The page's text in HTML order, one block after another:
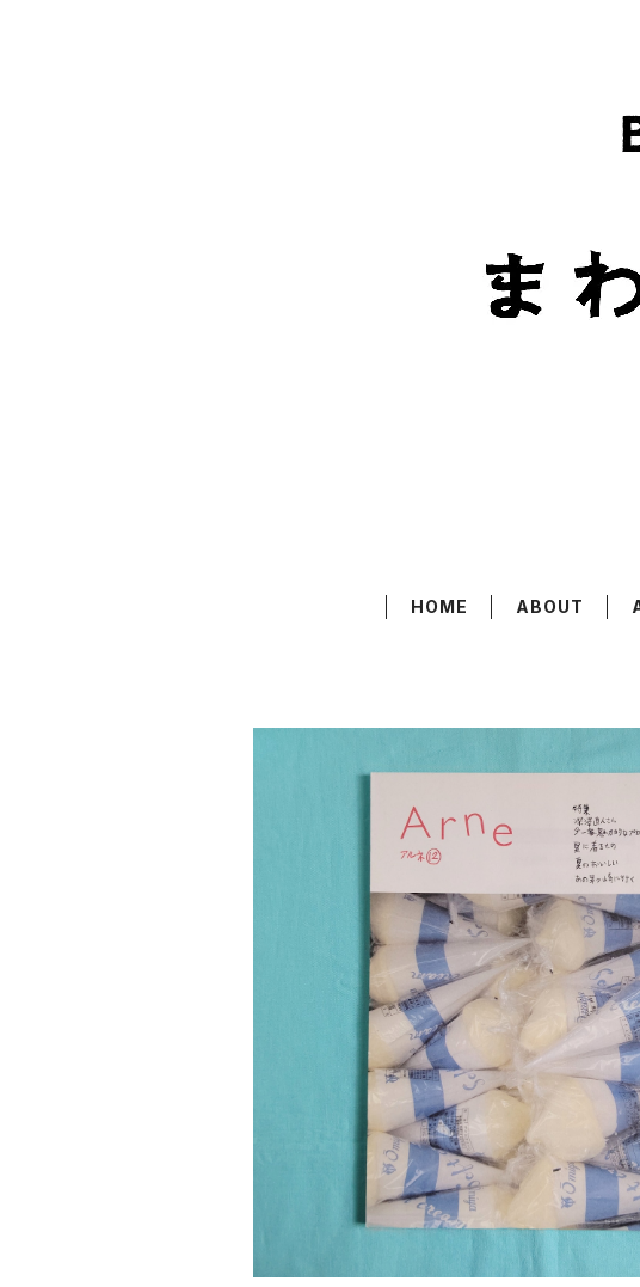
HOME ABOUT